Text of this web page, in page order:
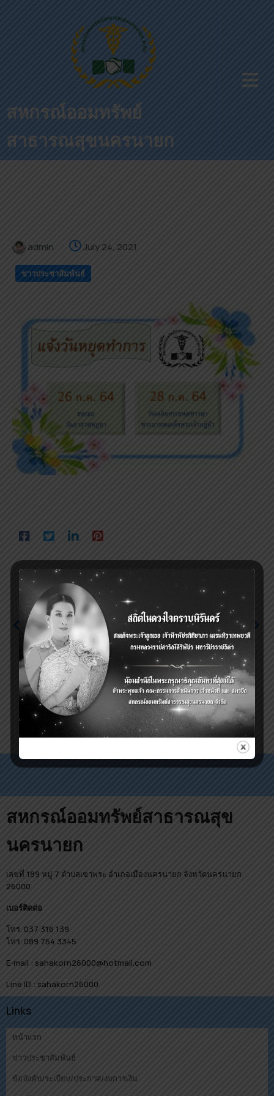
สหกรณ์ออมทรัพย์
สาธารณสุขนครนายก
admin July 24, 2021
ข่าวประชาสัมพันธ์
Previous
ประกาศรับสมัครกองล้าน
ที่ 2 (กสธท.) วาระพิเศษ
(อายุเกิน 59 ปีแต่ไม่เกิน
64 ปี 6 เดือน) ประจำเดือน
กรกฎาคม 2564 ตั้งแต่วัน
ที่ 1 – 25 ก.ค. 64
สหกรณ์ รับชำระหนี้และกู้
เงินฉุกเฉิน (หักกลบหนี้
เก่า) 31 สิงหาคม 2564 – 3
กันยายน 2564 ก่อน 10.00
น
สหกรณ์ออมทรัพย์สาธารณสุข
นครนายก
เลขที่ 189 หมู่ 7 ตำบลเขาพระ อำเภอเมืองนครนายก จังหวัดนครนายก
26000
เบอร์ติดต่อ
โทร. 037 316 139
โทร. 089 754 3345
E-mail : sahakorn26000@hotmail.com
Line ID : sahakorn26000
Links
หน้าแรก
ข่าวประชาสัมพันธ์
ข้อบังคับ/ระเบียบ/ประกาศ/งบการเงิน